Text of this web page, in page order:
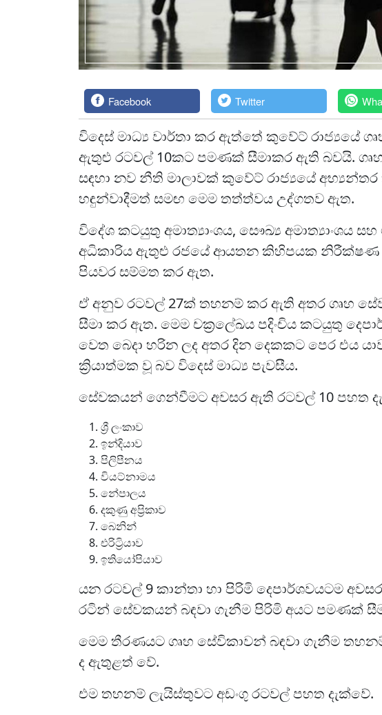
Facebook Twitter
විදෙස් මාධ්‍ය වාර්තා කර ඇත්තේ කුවේට් රාජ්‍යයේ
ඇතුළු රටවල් 10කට පමණක් සීමාකර ඇති බවයි.
සඳහා නව නීති මාලාවක් කුවේට් රාජ්‍යයේ අභ්‍යන්තර
හඳුන්වාදීමත් සමඟ මෙම තත්ත්වය උද්ගතව ඇත.
විදේශ කටයුතු අමාත්‍යාංශය, සෞඛ්‍ය අමාත්‍යාංශය
අධිකාරිය ඇතුළු රජයේ ආයතන කිහිපයක නිරීක්ෂණ
පියවර සම්මත කර ඇත.
ඒ අනුව රටවල් 27ක් තහනම් කර ඇති අතර ගෘහ
සීමා කර ඇත. මෙම චක්‍රලේඛය පදිංචිය කටයුතු
වෙත බෙදා හරින ලද අතර දින දෙකකට පෙර එය
ක්‍රියාත්මක වූ බව විදෙස් මාධ්‍ය පැවසීය.
සේවකයන් ගෙන්වීමට අවසර ඇති රටවල් 10 පහත
ශ්‍රී ලංකාව
ඉන්දියාව
පිලිපීනය
වියට්නාමය
නේපාලය
දකුණු අප්‍රිකාව
බෙනින්
එරිට්‍රියාව
ඉතියෝපියාව
යන රටවල් 9 කාන්තා හා පිරිමි දෙපාර්ශවයටම
රටින් සේවකයන් බඳවා ගැනීම පිරිමි අයට පමණක්
මෙම තීරණයට ගෘහ සේවිකාවන් බඳවා ගැනීම
ද ඇතුළත් වේ.
එම තහනම් ලැයිස්තුවට අඩංගු රටවල් පහත දැක්වේ.